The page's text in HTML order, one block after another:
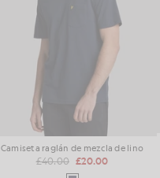
Camiseta raglán de mezcla de lino
£40.00 £20.00